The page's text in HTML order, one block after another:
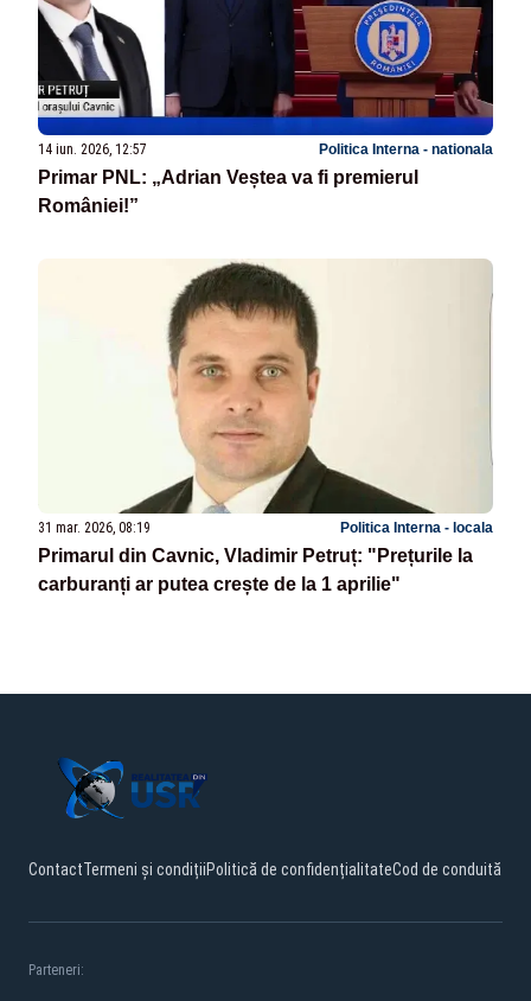
14 iun. 2026, 12:57 Politica Interna - nationala
Primar PNL: „Adrian Veștea va fi premierul
României!”
31 mar. 2026, 08:19 Politica Interna - locala
Primarul din Cavnic, Vladimir Petruț: "Prețurile la
carburanți ar putea crește de la 1 aprilie"
ContactTermeni și condițiiPolitică de confidențialitateCod de conduită
Parteneri: